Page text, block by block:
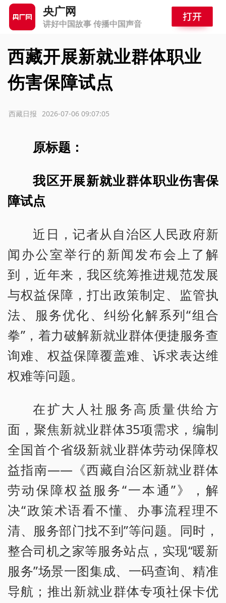
央广网
讲好中国故事 传播中国声音
西藏开展新就业群体职业
伤害保障试点
2026-07-06 09:07:05
西藏日报
原标题：
我区开展新就业群体职业伤害保
障试点
近日，记者从自治区人民政府新
闻办公室举行的新闻发布会上了解
到，近年来，我区统筹推进规范发展
与权益保障，打出政策制定、监管执
法、服务优化、纠纷化解系列“组合
拳”，着力破解新就业群体便捷服务查
询难、权益保障覆盖难、诉求表达维
权难等问题。
在扩大人社服务高质量供给方
面，聚焦新就业群体35项需求，编制
全国首个省级新就业群体劳动保障权
益指南——《西藏自治区新就业群体
劳动保障权益服务“一本通”》，解
决“政策术语看不懂、办事流程理不
清、服务部门找不到”等问题。同时，
整合司机之家等服务站点，实现“暖新
服务”场景一图集成、一码查询、精准
导航；推出新就业群体专项社保卡优